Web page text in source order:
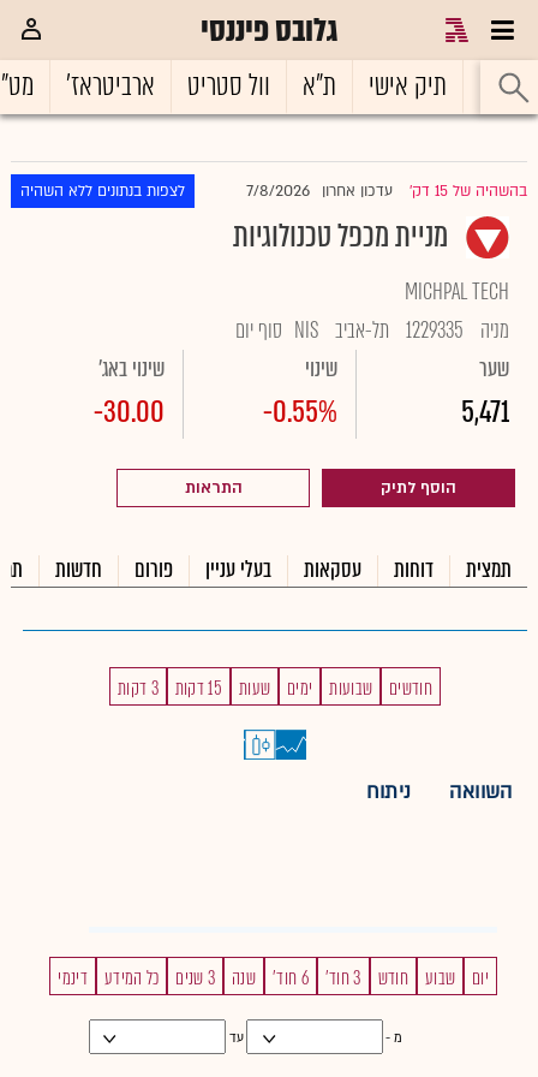
גלובס פיננסי
ראשי תיק אישי ת"א וול סטריט ארביטראז'
בהשהיה של 15 דק' עדכון אחרון 7/8/2026 לצפות בנתונים ללא השהיה
מניית מכפל טכנולוגיות
MICHPAL TECH
מניה
1229335 תל-אביב NIS סוף יום
שער
5,471
שינוי
-0.55%
שינוי באג'
-30.00
הוסף לתיק התראות
תמצית דוחות עסקאות בעלי עניין פורום חדשות
חודשים שבועות ימים שעות 15 דקות 3 דקות
השוואה ניתוח
יום שבוע חודש 3 חוד' 6 חוד' שנה 3 שנים כל המידע דינמי
מ - עד